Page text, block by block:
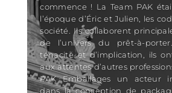
commence ! La Team PAK
l’époque d’Éric et Julien, les
société. Ils collaborent
de l’univers du prêt-à-
ténacité et d’implication, ils
aux attentes d’autres
PAK Emballages un acteur
dans la conception de